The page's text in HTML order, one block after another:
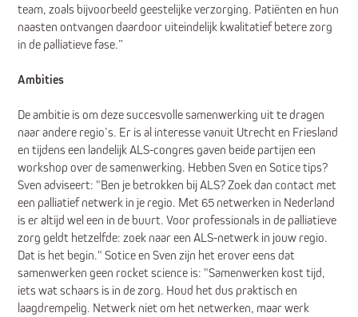
team, zoals bijvoorbeeld geestelijke verzorging. Patiënten en hun
naasten ontvangen daardoor uiteindelijk kwalitatief betere zorg
in de palliatieve fase.”
Ambities
De ambitie is om deze succesvolle samenwerking uit te dragen
naar andere regio’s. Er is al interesse vanuit Utrecht en Friesland
en tijdens een landelijk ALS-congres gaven beide partijen een
workshop over de samenwerking. Hebben Sven en Sotice tips?
Sven adviseert: "Ben je betrokken bij ALS? Zoek dan contact met
een palliatief netwerk in je regio. Met 65 netwerken in Nederland
is er altijd wel een in de buurt. Voor professionals in de palliatieve
zorg geldt hetzelfde: zoek naar een ALS-netwerk in jouw regio.
Dat is het begin." Sotice en Sven zijn het erover eens dat
samenwerken geen rocket science is: "Samenwerken kost tijd,
iets wat schaars is in de zorg. Houd het dus praktisch en
laagdrempelig. Netwerk niet om het netwerken, maar werk